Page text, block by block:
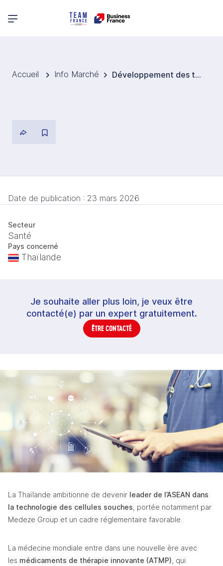
Menu principal
Accueil Info Marché Développement des thérapies innovantes (ATMP) en Thaïlande
Date de publication : 23 mars 2026
Secteur
Santé
Pays concerné
Thaïlande
Je souhaite aller plus loin, je veux être
contacté(e) par un expert gratuitement.
ÊTRE CONTACTÉ
La Thaïlande ambitionne de devenir leader de l’ASEAN dans
la technologie des cellules souches , portée notamment par
Medeze Group et un cadre réglementaire favorable.
La médecine mondiale entre dans une nouvelle ère avec
les médicaments de thérapie innovante (ATMP) , qui